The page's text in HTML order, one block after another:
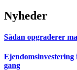
Nyheder
Sådan opgraderer
gang